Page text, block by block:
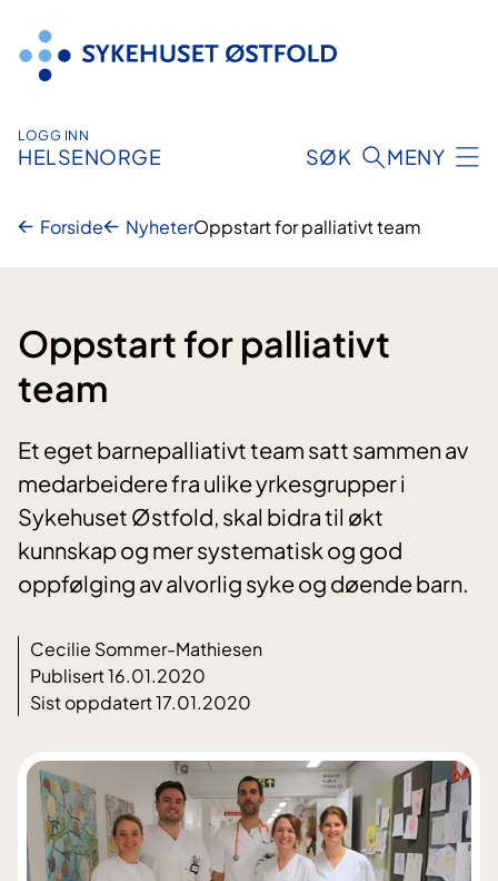
innhold
LOGG INN
HELSENORGE SØK MENY
Forside NyheterOppstart for palliativt team
Oppstart for palliativt
team
Et eget barnepalliativt team satt sammen av
medarbeidere fra ulike yrkesgrupper i
Sykehuset Østfold, skal bidra til økt
kunnskap og mer systematisk og god
oppfølging av alvorlig syke og døende barn.
Cecilie Sommer-Mathiesen
Publisert 16.01.2020
Sist oppdatert 17.01.2020